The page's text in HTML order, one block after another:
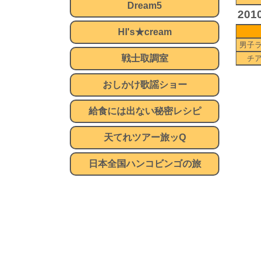
男子
チ
Dream5
HI's★cream
戦士取調室
おしかけ歌謡ショー
給食には出ない秘密レシピ
天てれツアー旅ッQ
日本全国ハンコビンゴの旅